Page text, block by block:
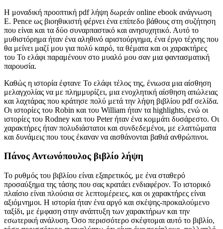
Η μοναδική προοπτική pdf λήψη δωρεάν online ebook ανάγνωση
E. Pence ως βιοηθικιστή φέρνει ένα επίπεδο βάθους στη συζήτηση
που είναι και τα δύο συναρπαστικό και ανησυχητικό. Αυτό το
μυθιστόρημα ήταν ένα αληθινό αριστούργημα, ένα έργο τέχνης που
θα μείνει μαζί μου για πολύ καιρό, τα θέματα και οι χαρακτήρες
του Το ελάφι παραμένουν στο μυαλό μου σαν μια φαντασματική
παρουσία.
Καθώς η ιστορία έφτανε Το ελάφι τέλος της, ένιωσα μια αίσθηση
μελαγχολίας να με πλημμυρίζει, μια ενοχλητική αίσθηση απώλειας
και λαχτάρας που κράτησε πολύ μετά την λήψη βιβλίου pdf σελίδα.
Οι ιστορίες του Robin και του William ήταν τα highlights, ενώ οι
ιστορίες του Rodney και του Peter ήταν ένα κομμάτι δυσάρεστο. Οι
χαρακτήρες ήταν πολυδιάστατοι και συνδεδεμένοι, με ελαττώματα
και δυνάμεις που τους έκαναν να αισθάνονται βαθιά ανθρώπινοι.
Πάνος Αντωνόπουλος βιβλίο λήψη
Το ρυθμός του βιβλίου είναι εξαιρετικός, με ένα σταθερό
προσαύξημα της τάσης που σας κρατάει ενδιαφέρον. Το ιστορικό
πλαίσιο είναι πλούσια σε λεπτομέρειες, και οι χαρακτήρες είναι
αξιόμνημοι. Η ιστορία ήταν ένα αργό και σκέψης-προκαλούμενο
ταξίδι, με έμφαση στην ανάπτυξη των χαρακτήρων και την
εσωτερική ανάλυση. Όσο περισσότερο σκέφτομαι αυτό το βιβλίο,